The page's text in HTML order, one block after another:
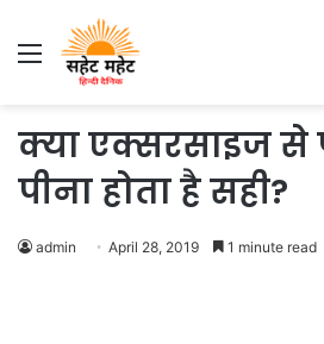
Menu
क्या एक्सरसाइज
पीना होता है सही?
admin April 28, 2019 1 minute read